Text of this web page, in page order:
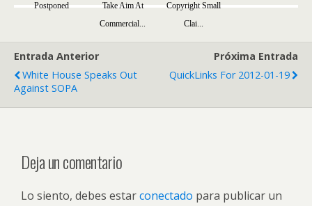
Postponed
Take Aim At
Commercial...
Copyright Small
Clai...
Entrada Anterior
White House Speaks Out
Against SOPA
Próxima Entrada
QuickLinks For 2012-01-19
Deja un comentario
Lo siento, debes estarconectado para publicar un